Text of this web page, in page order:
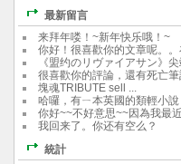
最新留言
来拜年喽！~新年快乐哦！~
你好！很喜歡你的文章呢。。
《盟约のリヴァイアサン》
很喜歡你的評論，還有死亡筆
塊魂TRIBUTE sell ...
哈囉，有ㄧ本英國的類輕小說
你好~~不好意思~~因為我最
我回来了。你还有空么？
統計